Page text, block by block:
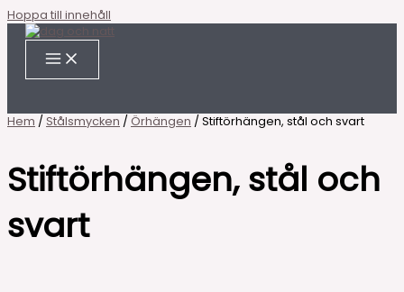
Hoppa till innehåll
Hem / Stålsmycken / Örhängen / Stiftörhängen, stål och svart
Stiftörhängen, stål och
svart